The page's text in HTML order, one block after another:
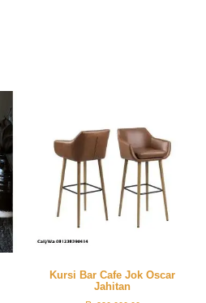
Kursi Bar Cafe Jok Oscar
Jahitan